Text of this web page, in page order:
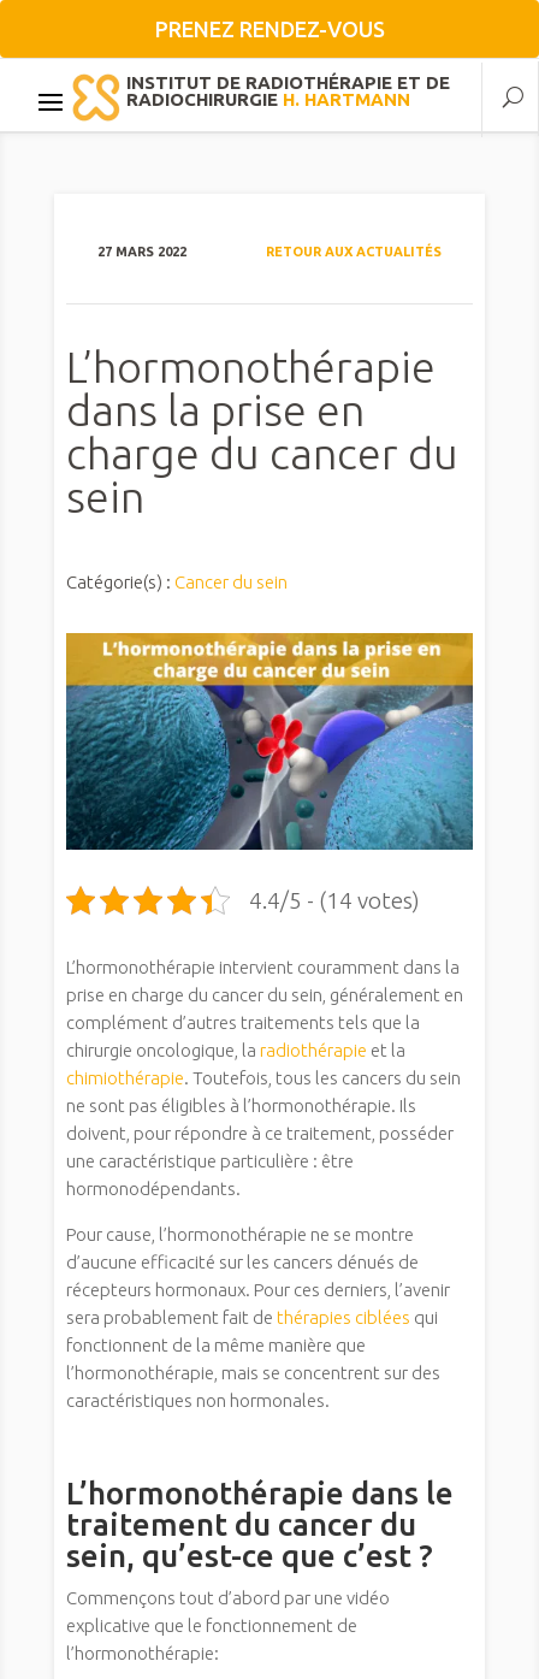
PRENEZ RENDEZ-VOUS
INSTITUT DE RADIOTHÉRAPIE ET DE
RADIOCHIRURGIE H. HARTMANN
27 MARS 2022 RETOUR AUX ACTUALITÉS
L’hormonothérapie
dans la prise en
charge du cancer du
sein
Catégorie(s) : Cancer du sein
4.4/5 - (14 votes)
L’hormonothérapie intervient couramment dans la
prise en charge du cancer du sein, généralement en
complément d’autres traitements tels que la
chirurgie oncologique, la radiothérapie et la
chimiothérapie. Toutefois, tous les cancers du sein
ne sont pas éligibles à l’hormonothérapie. Ils
doivent, pour répondre à ce traitement, posséder
une caractéristique particulière : être
hormonodépendants.
Pour cause, l’hormonothérapie ne se montre
d’aucune efficacité sur les cancers dénués de
récepteurs hormonaux. Pour ces derniers, l’avenir
sera probablement fait de thérapies ciblées qui
fonctionnent de la même manière que
l’hormonothérapie, mais se concentrent sur des
caractéristiques non hormonales.
L’hormonothérapie dans le
traitement du cancer du
sein, qu’est-ce que c’est ?
Commençons tout d’abord par une vidéo
explicative que le fonctionnement de
l’hormonothérapie: